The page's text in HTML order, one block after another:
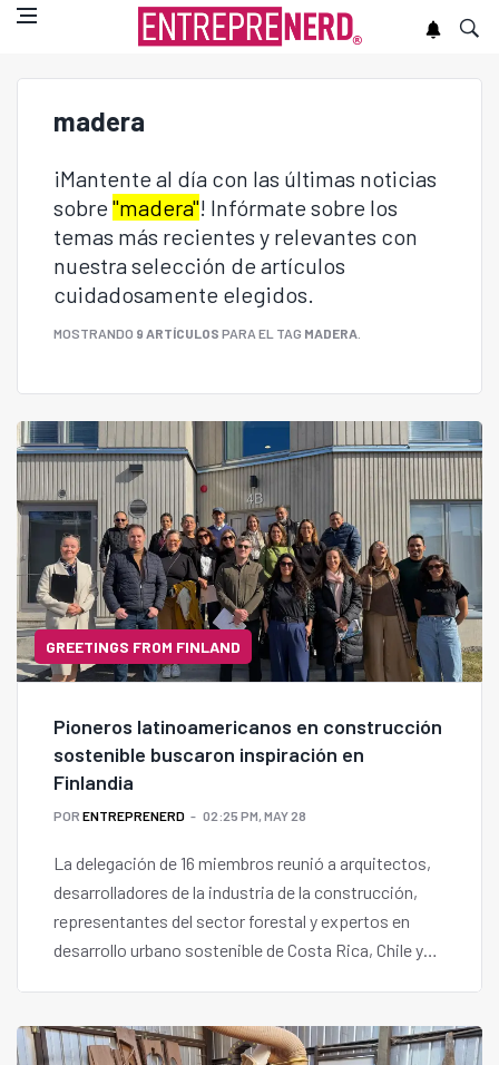
madera
¡Mantente al día con las últimas noticias
sobre "madera"! Infórmate sobre los
temas más recientes y relevantes con
nuestra selección de artículos
cuidadosamente elegidos.
MOSTRANDO 9 ARTÍCULOS PARA EL TAG MADERA
GREETINGS FROM FINLAND
Pioneros latinoamericanos en construcción
sostenible buscaron inspiración en
Finlandia
POR ENTREPRENERD 02:25 PM, MAY 28
La delegación de 16 miembros reunió a arquitectos,
desarrolladores de la industria de la construcción,
representantes del sector forestal y expertos en
desarrollo urbano sostenible de Costa Rica, Chile y